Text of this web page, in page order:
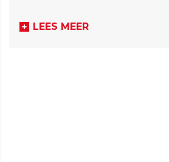
LEES MEER